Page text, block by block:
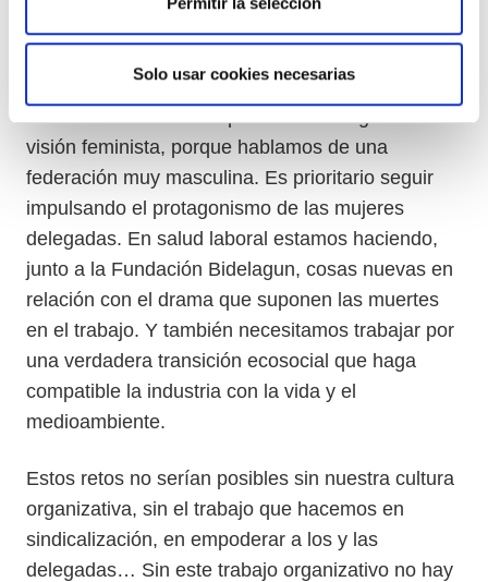
Solo usar cookies necesarias
precariedad tiene que ser el eje vertebrador.
Luego, a nivel interno, también tenemos un
visión feminista, porque hablamos de una
federación muy masculina. Es prioritario seguir
impulsando el protagonismo de las mujeres
delegadas. En salud laboral estamos haciendo,
junto a la Fundación Bidelagun, cosas nuevas en
relación con el drama que suponen las muertes
en el trabajo. Y también necesitamos trabajar por
una verdadera transición ecosocial que haga
compatible la industria con la vida y el
medioambiente.
Estos retos no serían posibles sin nuestra cultura
organizativa, sin el trabajo que hacemos en
sindicalización, en empoderar a los y las
delegadas… Sin este trabajo organizativo no hay